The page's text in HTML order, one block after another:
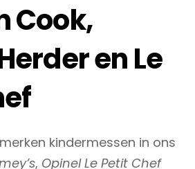
Cook,
en Le
kindermessen in ons
, Opinel Le Petit Chef